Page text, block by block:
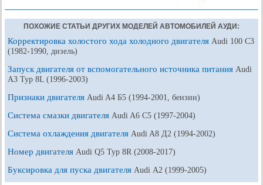
ПОХОЖИЕ СТАТЬИ ДРУГИХ МОДЕЛЕЙ АВТОМОБИЛЕЙ АУДИ:
Корректировка холостого хода холодного двигателя Audi 100 С3
(1982-1990, дизель)
Запуск двигателя от вспомогательного источника питания Audi
A3 Typ 8L (1996-2003)
Признаки двигателя Audi A4 Б5 (1994-2001, бензин)
Система смазки двигателя Audi A6 С5 (1997-2004)
Система охлаждения двигателя Audi A8 Д2 (1994-2002)
Номер двигателя Audi Q5 Typ 8R (2008-2017)
Буксировка для пуска двигателя Audi А2 (1999-2005)